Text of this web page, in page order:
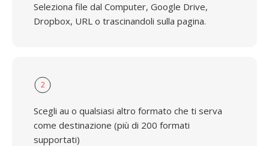
Seleziona file dal Computer, Google Drive,
Dropbox, URL o trascinandoli sulla pagina.
2
Scegli au o qualsiasi altro formato che ti serva
come destinazione (più di 200 formati
supportati)